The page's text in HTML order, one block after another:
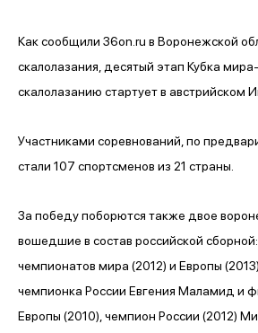
Как сообщили 36on.ru в Воронежской
скалолазания, десятый этап Кубка
скалолазанию стартует в австрийском
Участниками соревнований, по
стали 107 спортсменов из 21 страны.
За победу поборются также двое
вошедшие в состав российской
чемпионатов мира (2012) и Европы
чемпионка России Евгения Маламид и
Европы (2010), чемпион России (2012)